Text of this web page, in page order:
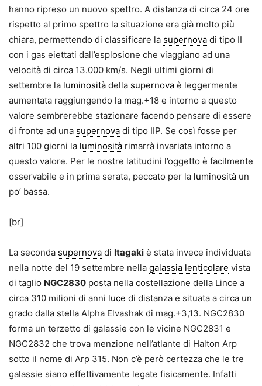
hanno ripreso un nuovo spettro. A distanza di circa 24 ore
rispetto al primo spettro la situazione era già molto più
chiara, permettendo di classificare la supernova di tipo II
con i gas eiettati dall’esplosione che viaggiano ad una
velocità di circa 13.000 km/s. Negli ultimi giorni di
settembre la luminosità della supernova è leggermente
aumentata raggiungendo la mag.+18 e intorno a questo
valore sembrerebbe stazionare facendo pensare di essere
di fronte ad una supernova di tipo IIP. Se così fosse per
altri 100 giorni la luminosità rimarrà invariata intorno a
questo valore. Per le nostre latitudini l’oggetto è facilmente
osservabile e in prima serata, peccato per la luminosità un
po’ bassa.
[br]
La seconda supernova di Itagaki è stata invece individuata
nella notte del 19 settembre nella galassia lenticolare vista
di taglio NGC2830 posta nella costellazione della Lince a
circa 310 milioni di anni luce di distanza e situata a circa un
grado dalla stella Alpha Elvashak di mag.+3,13. NGC2830
forma un terzetto di galassie con le vicine NGC2831 e
NGC2832 che trova menzione nell’atlante di Halton Arp
sotto il nome di Arp 315. Non c’è però certezza che le tre
galassie siano effettivamente legate fisicamente. Infatti